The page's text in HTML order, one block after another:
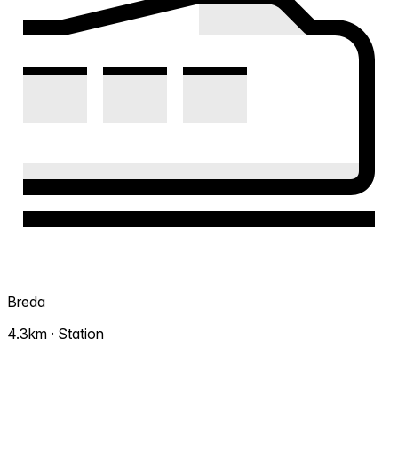
Breda
4.3km · Station